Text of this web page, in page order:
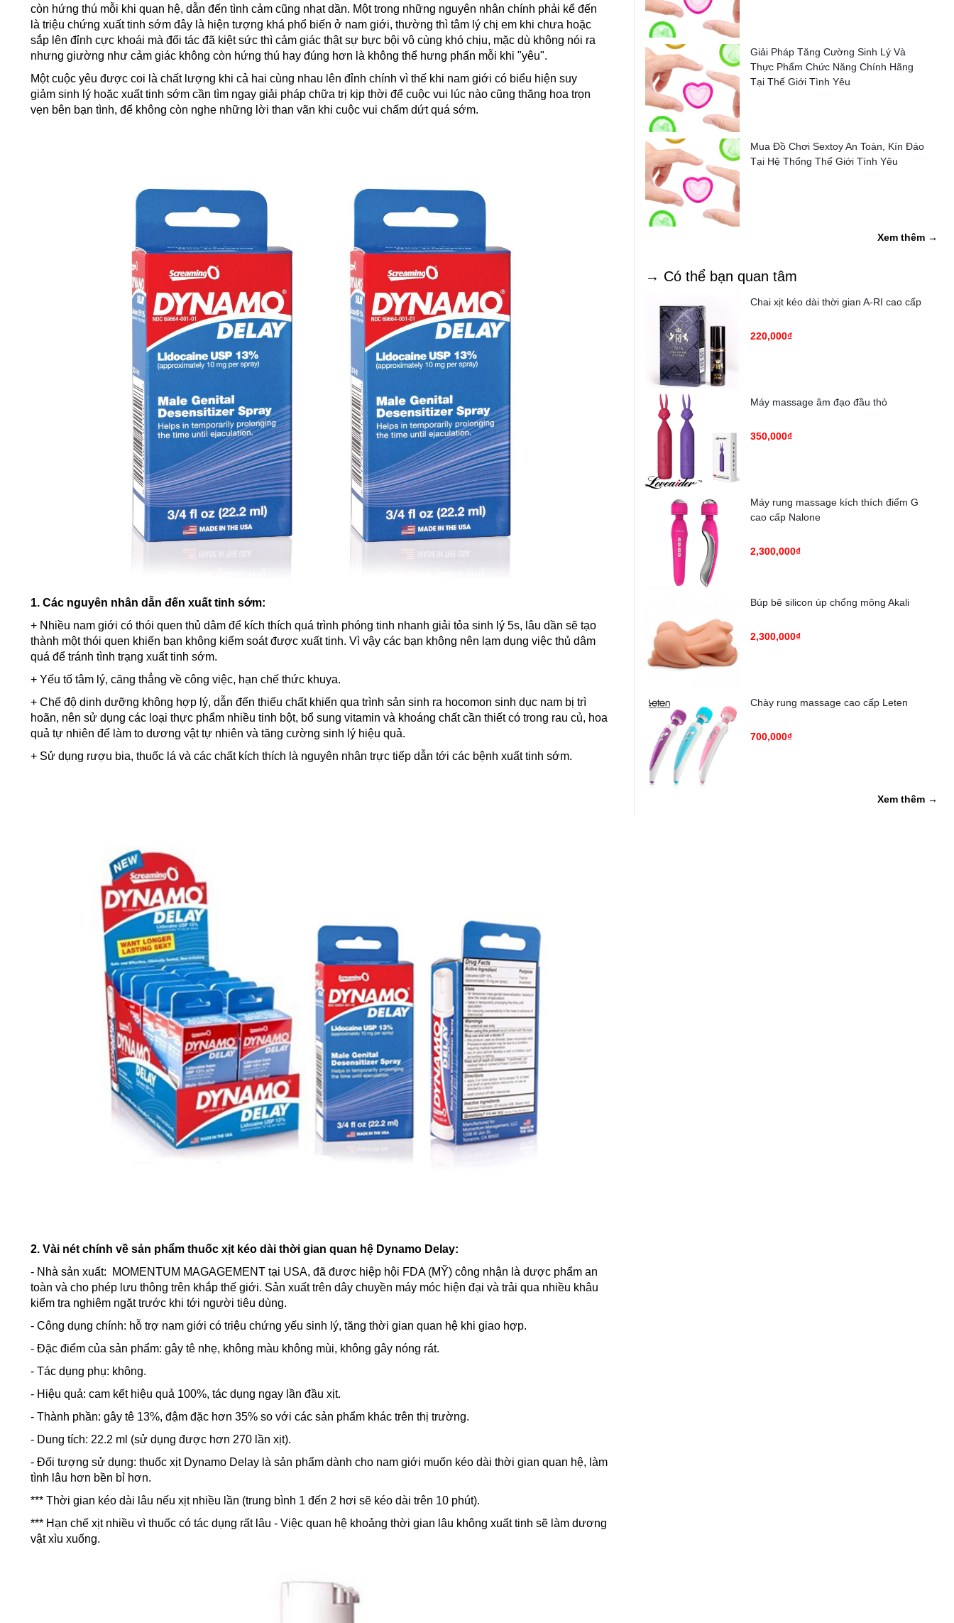
còn hứng thú mỗi khi quan hệ, dẫn đến tình cảm cũng nhạt dần. Một trong những nguyên nhân chính phải kể đến
là triệu chứng xuất tinh sớm đây là hiện tượng khá phổ biến ở nam giới, thường thì tâm lý chị em khi chưa hoặc
sắp lên đỉnh cực khoái mà đối tác đã kiệt sức thì cảm giác thật sự bực bội vô cùng khó chịu, mặc dù không nói ra
nhưng giường như cảm giác không còn hứng thú hay đúng hơn là không thể hưng phấn mỗi khi "yêu".
Một cuộc yêu được coi là chất lượng khi cả hai cùng nhau lên đỉnh chính vì thế khi nam giới có biểu hiện suy
giảm sinh lý hoặc xuất tinh sớm cần tìm ngay giải pháp chữa trị kịp thời để cuộc vui lúc nào cũng thăng hoa trọn
vẹn bên bạn tình, để không còn nghe những lời than vãn khi cuộc vui chấm dứt quá sớm.
1. Các nguyên nhân dẫn đến xuất tinh sớm:
+ Nhiều nam giới có thói quen thủ dâm để kích thích quá trình phóng tinh nhanh giải tỏa sinh lý 5s, lâu dần sẽ tạo
thành một thói quen khiến bạn không kiểm soát được xuất tinh. Vì vậy các bạn không nên lạm dụng việc thủ dâm
quá để tránh tình trạng xuất tinh sớm.
+ Yếu tố tâm lý, căng thẳng về công việc, hạn chế thức khuya.
+ Chế độ dinh dưỡng không hợp lý, dẫn đến thiếu chất khiến qua trình sản sinh ra hocomon sinh dục nam bị trì
hoãn, nên sử dụng các loại thực phẩm nhiều tinh bột, bổ sung vitamin và khoáng chất cần thiết có trong rau củ, hoa
quả tự nhiên để làm to dương vật tự nhiên và tăng cường sinh lý hiệu quả.
+ Sử dụng rượu bia, thuốc lá và các chất kích thích là nguyên nhân trực tiếp dẫn tới các bệnh xuất tinh sớm.
2. Vài nét chính về sản phẩm thuốc xịt kéo dài thời gian quan hệ Dynamo Delay:
- Nhà sản xuất: MOMENTUM MAGAGEMENT tại USA, đã được hiệp hội FDA (MỸ) công nhận là dược phẩm an
toàn và cho phép lưu thông trên khắp thế giới. Sản xuất trên dây chuyền máy móc hiện đại và trải qua nhiều khâu
kiểm tra nghiêm ngặt trước khi tới người tiêu dùng.
- Công dụng chính: hỗ trợ nam giới có triệu chứng yếu sinh lý, tăng thời gian quan hệ khi giao hợp.
- Đặc điểm của sản phẩm: gây tê nhẹ, không màu không mùi, không gây nóng rát.
- Tác dụng phụ: không.
- Hiệu quả: cam kết hiệu quả 100%, tác dụng ngay lần đầu xịt.
- Thành phần: gây tê 13%, đậm đặc hơn 35% so với các sản phẩm khác trên thị trường.
- Dung tích: 22.2 ml (sử dụng được hơn 270 lần xịt).
- Đối tượng sử dụng: thuốc xịt Dynamo Delay là sản phẩm dành cho nam giới muốn kéo dài thời gian quan hệ, làm
tình lâu hơn bền bỉ hơn.
*** Thời gian kéo dài lâu nếu xịt nhiều lần (trung bình 1 đến 2 hơi sẽ kéo dài trên 10 phút).
*** Hạn chế xịt nhiều vì thuốc có tác dụng rất lâu - Việc quan hệ khoảng thời gian lâu không xuất tinh sẽ làm dương
vật xìu xuống.
Giải Pháp Tăng Cường Sinh Lý Và
Thực Phẩm Chức Năng Chính Hãng
Tại Thế Giới Tình Yêu
Mua Đồ Chơi Sextoy An Toàn, Kín Đáo
Tại Hệ Thống Thế Giới Tình Yêu
Xem thêm →
→ Có thể bạn quan tâm
Chai xịt kéo dài thời gian A-RI cao cấp
220,000₫
Máy massage âm đạo đầu thỏ
350,000₫
Máy rung massage kích thích điểm G
cao cấp Nalone
2,300,000₫
Búp bê silicon úp chổng mông Akali
2,300,000₫
Chày rung massage cao cấp Leten
700,000₫
Xem thêm →